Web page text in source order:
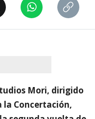
Mori, dirigido
la Concertación,